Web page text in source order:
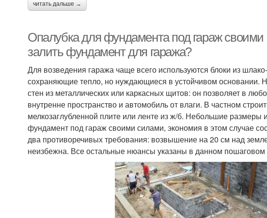
читать дальше →
Опалубка для фундамента под гараж своими
залить фундамент для гаража?
Для возведения гаража чаще всего используются блоки из
сохраняющие тепло, но нуждающиеся в устойчивом основании.
стен из металлических или каркасных щитов: он позволяет в
внутренне пространство и автомобиль от влаги. В частном
мелкозаглубленной плите или ленте из ж/б. Небольшие размеры
фундамент под гараж своими силами, экономия в этом случае
два противоречивых требования: возвышение на 20 см над
неизбежна. Все остальные нюансы указаны в данном пошаговом